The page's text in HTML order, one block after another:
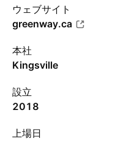
ウェブサイト
greenway.ca
本社
Kingsville
設立
2018
上場日